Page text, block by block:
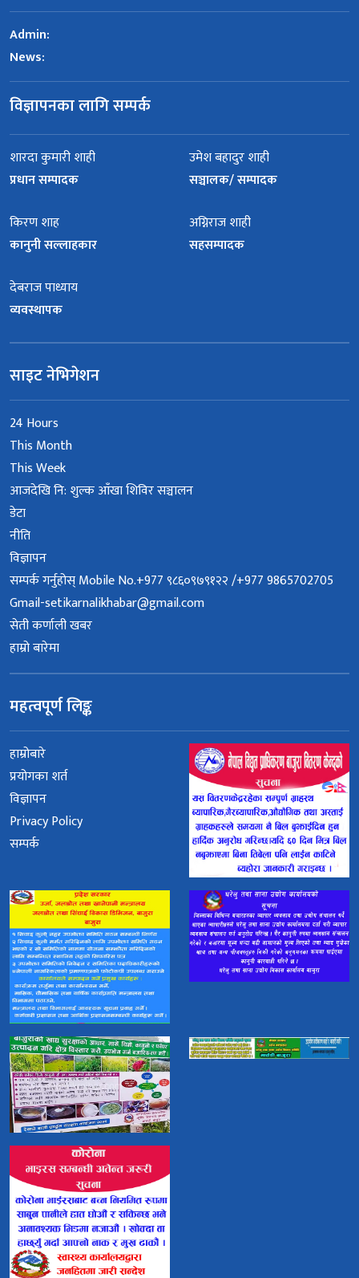
Admin:
News:
विज्ञापनका लागि सम्पर्क
शारदा कुमारी शाही
प्रधान सम्पादक
उमेश बहादुर शाही
सञ्चालक/ सम्पादक
किरण शाह
कानुनी सल्लाहकार
अग्निराज शाही
सहसम्पादक
देबराज पाध्याय
व्यवस्थापक
साइट नेभिगेशन
24 Hours
This Month
This Week
आजदेखि नि: शुल्क आँखा शिविर सञ्चालन
डेटा
नीति
विज्ञापन
सम्पर्क गर्नुहोस् Mobile No.+977 ९८६०९७९१२२ /+977 9865702705
Gmail-setikarnalikhabar@gmail.com
सेती कर्णाली खबर
हाम्रो बारेमा
महत्वपूर्ण लिङ्क
हाम्रोबारे
प्रयोगका शर्त
विज्ञापन
Privacy Policy
सम्पर्क